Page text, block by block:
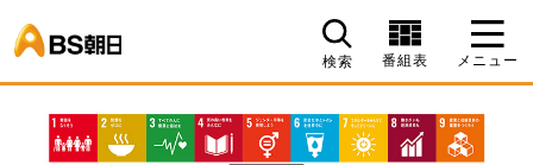
検索 番組表 メニュー